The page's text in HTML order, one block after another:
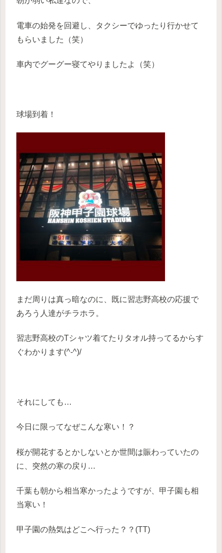
電車の始発を回避し、タクシーでゆったり行かせて
もらいました（笑）
車内でグーグー寝てやりましたよ（笑）
球場到着！
まだ周りは真っ暗なのに、既に習志野高校の応援で
あろう人達がチラホラ。
習志野高校のTシャツ着てたりタオル持ってるからす
ぐわかります(^-^)/
それにしても…
今日に限ってなぜこんな寒い！？
桜が開花するとかしないとか世間は賑わっていたの
に、突然の寒の戻り…
千葉も朝から相当寒かったようですが、甲子園も相
当寒い！
甲子園の熱気はどこへ行った？？(TT)